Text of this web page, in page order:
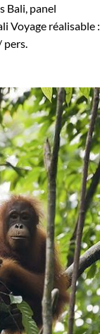
Bali, panel
Voyage réalisable :
pers.